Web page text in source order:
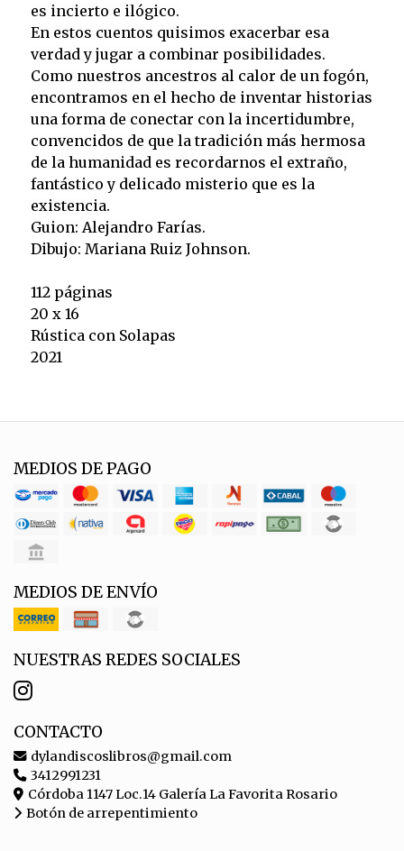
es incierto e ilógico.
En estos cuentos quisimos exacerbar esa
verdad y jugar a combinar posibilidades.
Como nuestros ancestros al calor de un fogón,
encontramos en el hecho de inventar historias
una forma de conectar con la incertidumbre,
convencidos de que la tradición más hermosa
de la humanidad es recordarnos el extraño,
fantástico y delicado misterio que es la
existencia.
Guion: Alejandro Farías.
Dibujo: Mariana Ruiz Johnson.
112 páginas
20 x 16
Rústica con Solapas
2021
MEDIOS DE PAGO
MEDIOS DE ENVÍO
NUESTRAS REDES SOCIALES
CONTACTO
dylandiscoslibros@gmail.com
3412991231
Córdoba 1147 Loc.14 Galería La Favorita Rosario
Botón de arrepentimiento